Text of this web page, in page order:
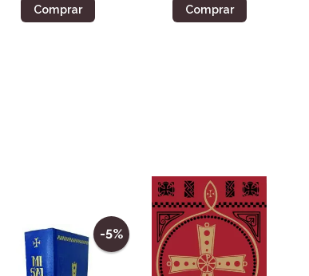
Comprar Comprar
-5%